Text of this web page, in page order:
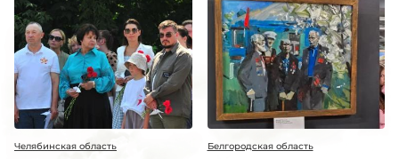
Челябинская область Белгородская область